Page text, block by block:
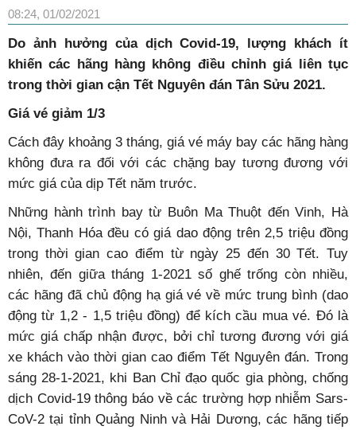
08:24, 01/02/2021
Do ảnh hưởng của dịch Covid-19, lượng khách ít
khiến các hãng hàng không điều chỉnh giá liên tục
trong thời gian cận Tết Nguyên đán Tân Sửu 2021.
Giá vé giảm 1/3
Cách đây khoảng 3 tháng, giá vé máy bay các hãng hàng
không đưa ra đối với các chặng bay tương đương với
mức giá của dịp Tết năm trước.
Những hành trình bay từ Buôn Ma Thuột đến Vinh, Hà
Nội, Thanh Hóa đều có giá dao động trên 2,5 triệu đồng
trong thời gian cao điểm từ ngày 25 đến 30 Tết. Tuy
nhiên, đến giữa tháng 1-2021 số ghế trống còn nhiều,
các hãng đã chủ động hạ giá vé về mức trung bình (dao
động từ 1,2 - 1,5 triệu đồng) để kích cầu mua vé. Đó là
mức giá chấp nhận được, bởi chỉ tương đương với giá
xe khách vào thời gian cao điểm Tết Nguyên đán. Trong
sáng 28-1-2021, khi Ban Chỉ đạo quốc gia phòng, chống
dịch Covid-19 thông báo về các trường hợp nhiễm Sars-
CoV-2 tại tỉnh Quảng Ninh và Hải Dương, các hãng tiếp